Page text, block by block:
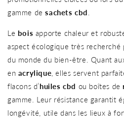
gamme desachets cbd
Le bois apporte chaleur et
aspect écologique très recherché
du monde du bien-être. Quant
en acrylique , elles servent
flacons d’huiles cbd ou boîtes de
gamme. Leur résistance garantit
longévité, utile dans les lieux à